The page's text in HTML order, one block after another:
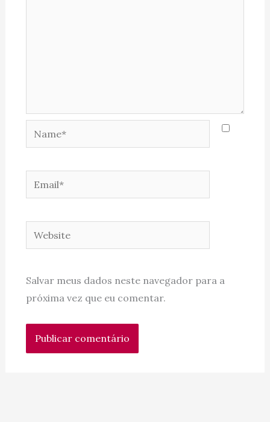
Name*
Email*
Website
Salvar meus dados neste navegador para a
próxima vez que eu comentar.